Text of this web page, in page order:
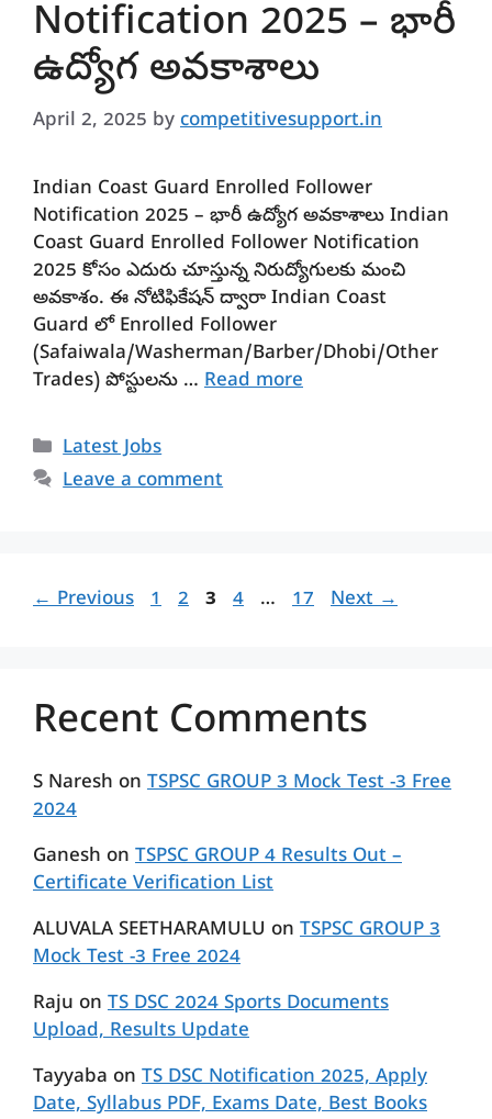
Notification 2025 – భారీ
ఉద్యోగ అవకాశాలు
April 2, 2025 by competitivesupport.in
Indian Coast Guard Enrolled Follower
Notification 2025 – భారీ ఉద్యోగ అవకాశాలు Indian
Coast Guard Enrolled Follower Notification
2025 కోసం ఎదురు చూస్తున్న నిరుద్యోగులకు మంచి
అవకాశం. ఈ నోటిఫికేషన్ ద్వారా Indian Coast
Guard లో Enrolled Follower
(Safaiwala/Washerman/Barber/Dhobi/Other
Trades) పోస్టులను … Read more
Categories
Latest Jobs
Leave a comment
←Previous Page
1 Page
2 Page
3 Page
4 … Page
17 Next→
Recent Comments
S Naresh on TSPSC GROUP 3 Mock Test -3 Free
2024
Ganesh on TSPSC GROUP 4 Results Out –
Certificate Verification List
ALUVALA SEETHARAMULU on TSPSC GROUP 3
Mock Test -3 Free 2024
Raju on TS DSC 2024 Sports Documents
Upload, Results Update
Tayyaba on TS DSC Notification 2025, Apply
Date, Syllabus PDF, Exams Date, Best Books